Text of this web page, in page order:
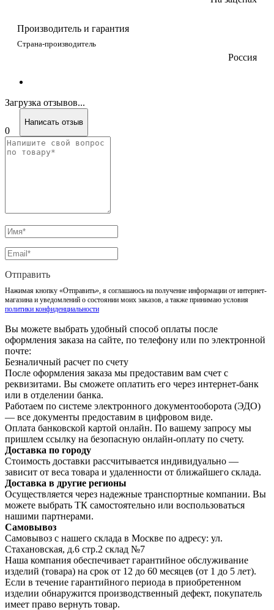
Производитель и гарантия
Страна-производитель
Россия
Загрузка отзывов...
0
Написать отзыв
Отправить
Нажимая кнопку «Отправить», я соглашаюсь на получение информации от интернет-
магазина и уведомлений о состоянии моих заказов, а также принимаю условия
политики конфиденциальности
Вы можете выбрать удобный способ оплаты после
оформления заказа на сайте, по телефону или по электронной
почте:
Безналичный расчет по счету
После оформления заказа мы предоставим вам счет с
реквизитами. Вы сможете оплатить его через интернет-банк
или в отделении банка.
Работаем по системе электронного документооборота (ЭДО)
— все документы предоставим в цифровом виде.
Оплата банковской картой онлайн. По вашему запросу мы
пришлем ссылку на безопасную онлайн-оплату по счету.
Доставка по городу
Стоимость доставки рассчитывается индивидуально —
зависит от веса товара и удаленности от ближайшего склада.
Доставка в другие регионы
Осуществляется через надежные транспортные компании. Вы
можете выбрать ТК самостоятельно или воспользоваться
нашими партнерами.
Самовывоз
Самовывоз с нашего склада в Москве по адресу: ул.
Стахановская, д.6 стр.2 склад №7
Наша компания обеспечивает гарантийное обслуживание
изделий (товара) на срок от 12 до 60 месяцев (от 1 до 5 лет).
Если в течение гарантийного периода в приобретенном
изделии обнаружится производственный дефект, покупатель
имеет право вернуть товар.